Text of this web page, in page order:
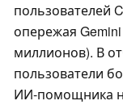
пользователей
опережая
миллионов). В
пользователи
ИИ-помощника